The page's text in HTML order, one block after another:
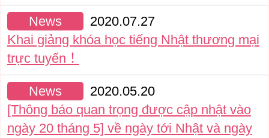
News
2020.07.27
Khai giảng khóa học tiếng Nhật thương mại
trực tuyến！
News
2020.05.20
[Thông báo quan trọng được cập nhật vào
ngày 20 tháng 5] về ngày tới Nhật và ngày